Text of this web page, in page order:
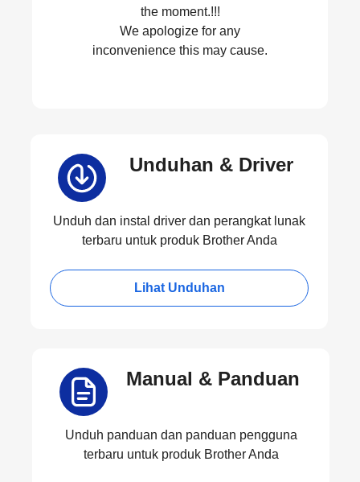
the moment.!!!
We apologize for any
inconvenience this may cause.
Unduhan & Driver
Unduh dan instal driver dan perangkat lunak
terbaru untuk produk Brother Anda
Lihat Unduhan
Manual & Panduan
Unduh panduan dan panduan pengguna
terbaru untuk produk Brother Anda